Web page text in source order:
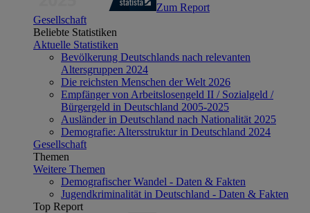
Zum Report
Gesellschaft
Beliebte Statistiken
Aktuelle Statistiken
Bevölkerung Deutschlands nach relevanten
Altersgruppen 2024
Die reichsten Menschen der Welt 2026
Empfänger von Arbeitslosengeld II / Sozialgeld /
Bürgergeld in Deutschland 2005-2025
Ausländer in Deutschland nach Nationalität 2025
Demografie: Altersstruktur in Deutschland 2024
Gesellschaft
Themen
Weitere Themen
Demografischer Wandel - Daten & Fakten
Jugendkriminalität in Deutschland - Daten & Fakten
Top Report